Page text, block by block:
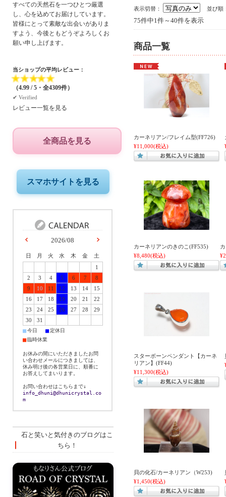
表示切替： 並び順
75件中1件～40件を表示
商品一覧
カーネリアン/フレイム型(FF726)
¥11,000(税込)
カーネリアンのきのこ(FF535)
¥8,480(税込)
スターボーンペンダント【カーネ
リアン】(FF44)
¥11,300(税込)
貝の化石/カーネリアン（W253)
¥1,450(税込)
すべての天然石を一つひとつ厳選
し、心を込めてお届けしています。
皆様にとって素敵な出会いがありま
すよう、今後ともどうぞよろしくお
願い申し上げます。
当ショップの平均レビュー：
★★★★★
（4.99 / 5・全4309件）
✔︎ Verified
レビュー一覧を見る
全商品を見る
スマホサイトを見る
2026/08
日 月 火 水 木 金
土
1
2
3 4 5 6 7
8
9
10 11 12 13 14
15
16
17 18 19 20 21
22
23
24 25 26 27 28
29
30
31
■今日 ■定休日
■臨時休業
お休みの間にいただきましたお問
い合わせメールにつきましては、
休み明け後の各営業日に、順番に
お答えしてまいります。
お問い合わせはこちらまで↓
info_dhuni@dhunicrystal.co
m
石と笑いと気付きのブログはこ
ちら！